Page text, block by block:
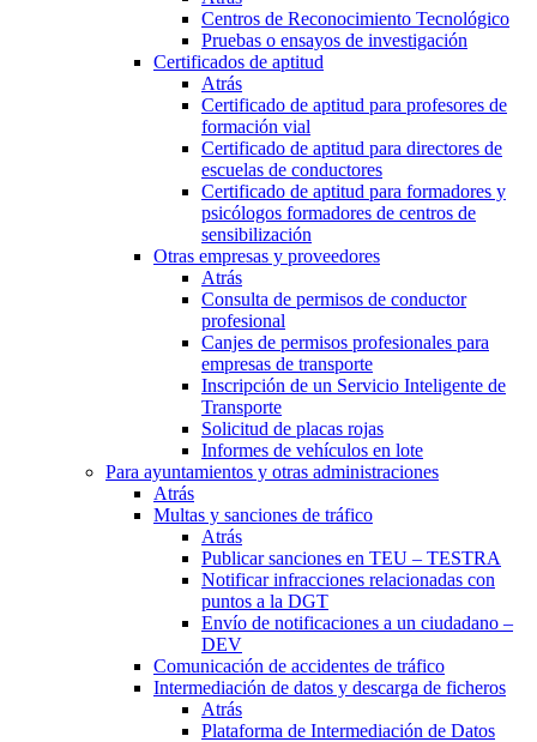
Centros de Reconocimiento Tecnológico
Pruebas o ensayos de investigación
Certificados de aptitud
Atrás
Certificado de aptitud para profesores de
formación vial
Certificado de aptitud para directores de
escuelas de conductores
Certificado de aptitud para formadores y
psicólogos formadores de centros de
sensibilización
Otras empresas y proveedores
Atrás
Consulta de permisos de conductor
profesional
Canjes de permisos profesionales para
empresas de transporte
Inscripción de un Servicio Inteligente de
Transporte
Solicitud de placas rojas
Informes de vehículos en lote
Para ayuntamientos y otras administraciones
Atrás
Multas y sanciones de tráfico
Atrás
Publicar sanciones en TEU – TESTRA
Notificar infracciones relacionadas con
puntos a la DGT
Envío de notificaciones a un ciudadano –
DEV
Comunicación de accidentes de tráfico
Intermediación de datos y descarga de ficheros
Atrás
Plataforma de Intermediación de Datos